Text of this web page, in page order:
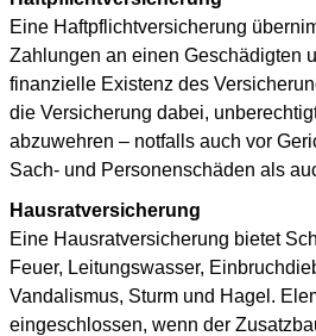
Eine Haftpflichtversicherung
Zahlungen an einen Geschädigten
finanzielle Existenz des
die Versicherung dabei,
abzuwehren – notfalls auch vor
Sach- und Personenschäden als
Hausratversicherung
Eine Hausratversicherung bietet
Feuer, Leitungswasser,
Vandalismus, Sturm und Hagel.
eingeschlossen, wenn der